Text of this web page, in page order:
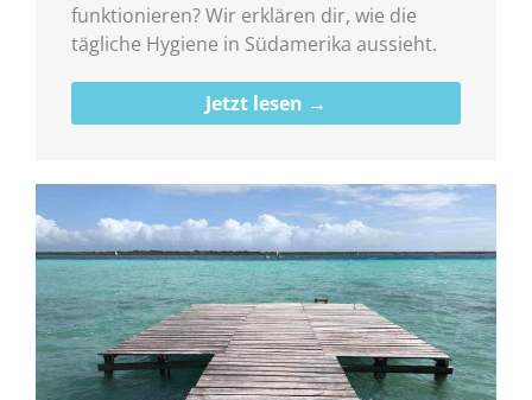
funktionieren? Wir erklären dir, wie die
tägliche Hygiene in Südamerika aussieht.
Jetzt lesen →